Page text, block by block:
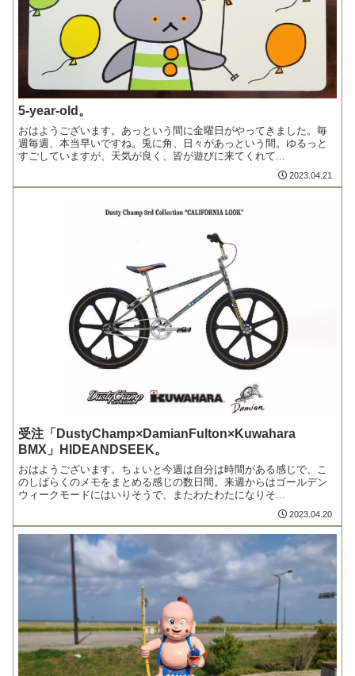
5-year-old。
おはようございます。あっという間に金曜日がやってきました。毎
週毎週、本当早いですね。兎に角、日々があっという間。ゆるっと
すごしていますが、天気が良く、皆が遊びに来てくれて...
2023.04.21
受注「DustyChamp×DamianFulton×Kuwahara
BMX」HIDEANDSEEK。
おはようございます。ちょいと今週は自分は時間がある感じで、こ
のしばらくのメモをまとめる感じの数日間。来週からはゴールデン
ウィークモードにはいりそうで、またわたわたになりそ...
2023.04.20